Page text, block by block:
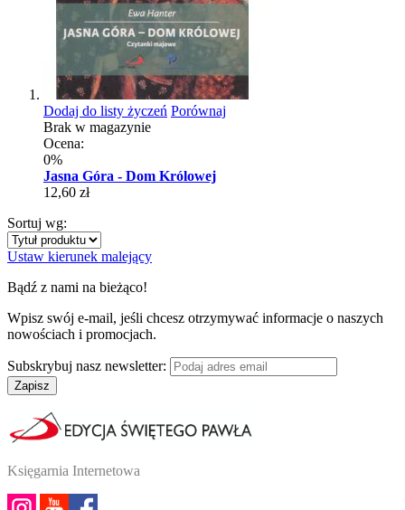
Dodaj do listy życzeń Porównaj
Brak w magazynie
Ocena:
0%
Jasna Góra - Dom Królowej
12,60 zł
Sortuj wg:
Ustaw kierunek malejący
Bądź z nami na bieżąco!
Wpisz swój e-mail, jeśli chcesz otrzymywać informacje o naszych
nowościach i promocjach.
Subskrybuj nasz newsletter:
Zapisz
Księgarnia Internetowa